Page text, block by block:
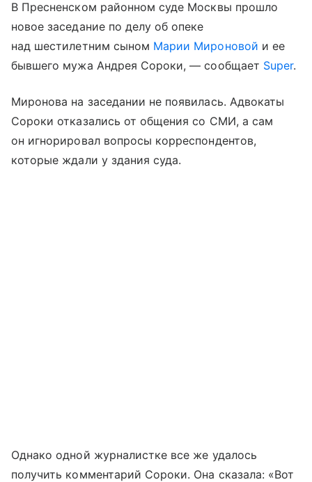
В Пресненском районном суде Москвы прошло
новое заседание по делу об опеке
над шестилетним сыном Марии Мироновой и ее
бывшего мужа Андрея Сороки, — сообщает Super.
Миронова на заседании не появилась. Адвокаты
Сороки отказались от общения со СМИ, а сам
он игнорировал вопросы корреспондентов,
которые ждали у здания суда.
Однако одной журналистке все же удалось
получить комментарий Сороки. Она сказала: «Вот